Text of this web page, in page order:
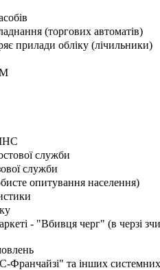
(торгових автоматів)
прилади обліку (лічильники)
служби
служби
опитування населення)
- "Вбивця черг" (в черзі
Франчайзі" та інших системних